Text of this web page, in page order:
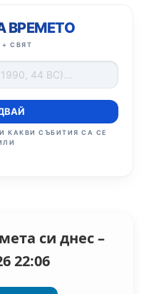
ВРЕМЕТО
+ СВЯТ
КАКВИ СЪБИТИЯ СА СЕ
си днес –
22:06